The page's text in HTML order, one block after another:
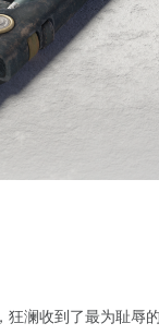
狂澜收到了最为耻